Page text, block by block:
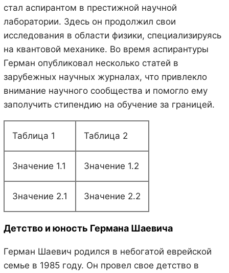
стал аспирантом в престижной научной
лаборатории. Здесь он продолжил свои
исследования в области физики, специализируясь
на квантовой механике. Во время аспирантуры
Герман опубликовал несколько статей в
зарубежных научных журналах, что привлекло
внимание научного сообщества и помогло ему
заполучить стипендию на обучение за границей.
Таблица 1 Таблица 2
Значение 1.1 Значение 1.2
Значение 2.1 Значение 2.2
Детство и юность Германа Шаевича
Герман Шаевич родился в небогатой еврейской
семье в 1985 году. Он провел свое детство в